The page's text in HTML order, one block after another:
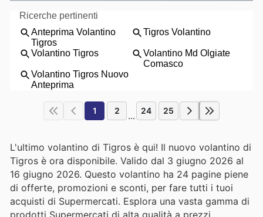
1 2 ... 24 25
L'ultimo volantino di Tigros è qui! Il nuovo volantino di
Tigros è ora disponibile. Valido dal 3 giugno 2026 al
16 giugno 2026. Questo volantino ha 24 pagine piene
di offerte, promozioni e sconti, per fare tutti i tuoi
acquisti di Supermercati. Esplora una vasta gamma di